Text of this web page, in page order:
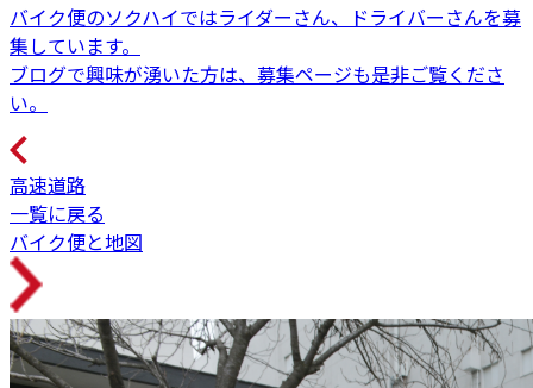
バイク便のソクハイではライダーさん、ドライバーさんを募
集しています。
ブログで興味が湧いた方は、募集ページも是非ご覧くださ
い。
高速道路
一覧に戻る
バイク便と地図